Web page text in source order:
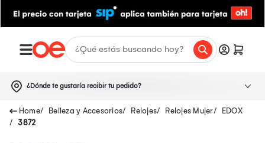
¿Dónde te gustaría recibir tu pedido?
Belleza y Accesorios Relojes Relojes Mujer
EDOX
3872